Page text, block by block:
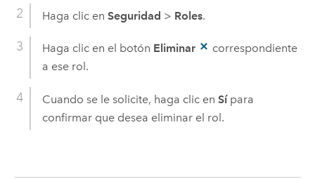
Haga clic en Seguridad > Roles.
Haga clic en el botón Eliminar
correspondiente
a ese rol.
Cuando se le solicite, haga clic en Sípara
confirmar que desea eliminar el rol.